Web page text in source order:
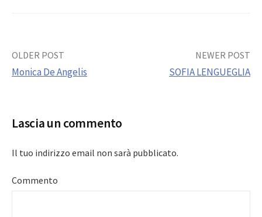
Post
OLDER POST
Monica De Angelis
NEWER POST
SOFIA LENGUEGLIA
Lascia un commento
Il tuo indirizzo email non sarà pubblicato.
Commento